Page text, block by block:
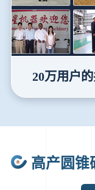
20万用户
高产圆锥